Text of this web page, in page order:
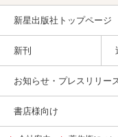
新星出版社トップページ
新刊
お知らせ・プレスリリー
書店様向け